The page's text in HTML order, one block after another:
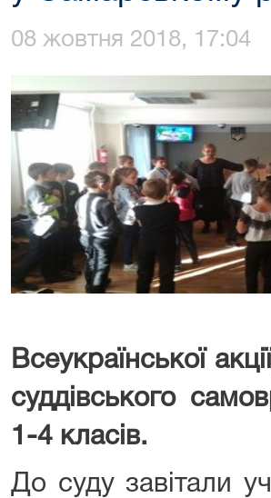
08 жовтня 2018, 17:04
Всеукраїнської
суддівського
1-4 класів.
До суду завітали